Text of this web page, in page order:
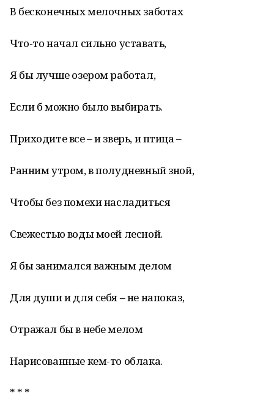
В бесконечных мелочных заботах
Что-то начал сильно уставать,
Я бы лучше озером работал,
Если б можно было выбирать.
Приходите все – и зверь, и птица –
Ранним утром, в полудневный зной,
Чтобы без помехи насладиться
Свежестью воды моей лесной.
Я бы занимался важным делом
Для души и для себя – не напоказ,
Отражал бы в небе мелом
Нарисованные кем-то облака.
* * *